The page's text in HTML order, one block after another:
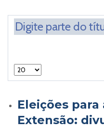
Eleições para
Extensão: